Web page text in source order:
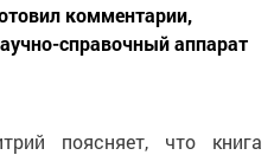
комментарии,
справочный аппарат
поясняет, что книга